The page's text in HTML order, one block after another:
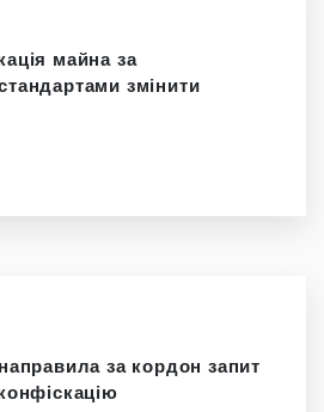
майна за
змінити
за кордон запит